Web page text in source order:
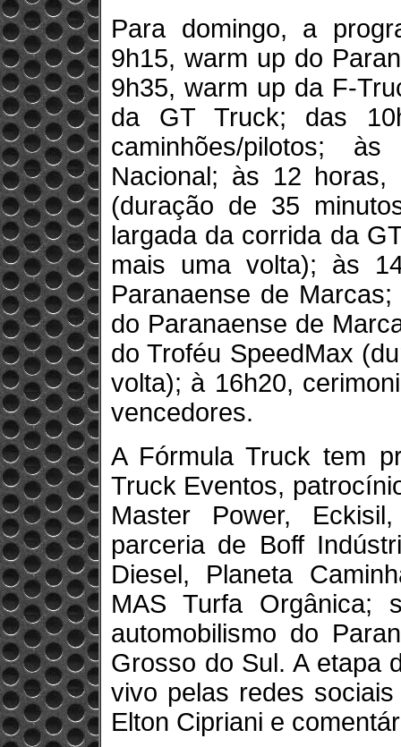
Para domingo, a
9h15, warm up do
9h35, warm up da F-
da GT Truck; das
caminhões/pilotos;
Nacional; às 12
(duração de 35
largada da corrida da
mais uma volta); às
Paranaense de
do Paranaense de
do Troféu SpeedMax
volta); à 16h20,
vencedores.
A Fórmula Truck tem
Truck Eventos,
Master Power,
parceria de Boff
Diesel, Planeta
MAS Turfa Orgânica;
automobilismo do
Grosso do Sul. A etapa
vivo pelas redes
Elton Cipriani e